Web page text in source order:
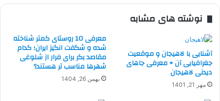
نوشته های مشابه
آشنایی با لاهیجان و موقعیت
جغرافیایی آن + معرفی جاهای
دیدنی لاهیجان
مهر 21, 1401
معرفی 10 روستای کمتر شناخته
شده و شگفت انگیز ایران؛ کدام
مقاصد بکر برای فرار از شلوغی
شهرها مناسب تر هستند؟
بهمن 26, 1404